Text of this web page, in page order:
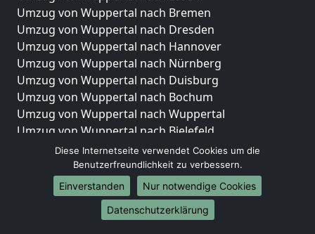
Umzug von Wuppertal nach Bremen
Umzug von Wuppertal nach Dresden
Umzug von Wuppertal nach Hannover
Umzug von Wuppertal nach Nürnberg
Umzug von Wuppertal nach Duisburg
Umzug von Wuppertal nach Bochum
Umzug von Wuppertal nach Wuppertal
Umzug von Wuppertal nach Bielefeld
Umzug von Wuppertal nach Bonn
Umzug von Wuppertal nach Münster
Internationale-Umzüge
Umzug von Wuppertal nach Brasilien
Diese Internetseite verwendet Cookies um die
Benutzerfreundlichkeit zu verbessern.
Einverstanden
Nur notwendige Cookies
Datenschutzerklärung